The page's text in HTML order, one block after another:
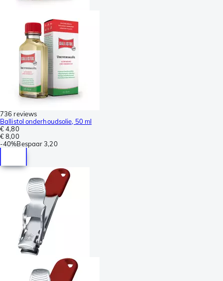
736 reviews
Ballistol onderhoudsolie, 50 ml
€ 4,80
€ 8,00
-40%Bespaar 3,20